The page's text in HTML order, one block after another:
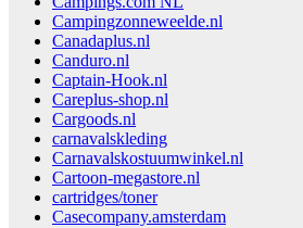
Campingzonneweelde.nl
Canadaplus.nl
Canduro.nl
Captain-Hook.nl
Careplus-shop.nl
Cargoods.nl
carnavalskleding
Carnavalskostuumwinkel.nl
Cartoon-megastore.nl
cartridges/toner
Casecompany.amsterdam